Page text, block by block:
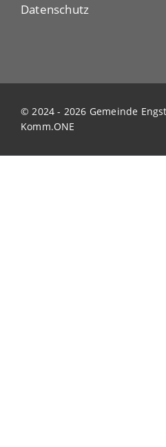
Datenschutz
© 2024 - 2026 Gemeinde
Komm.ONE